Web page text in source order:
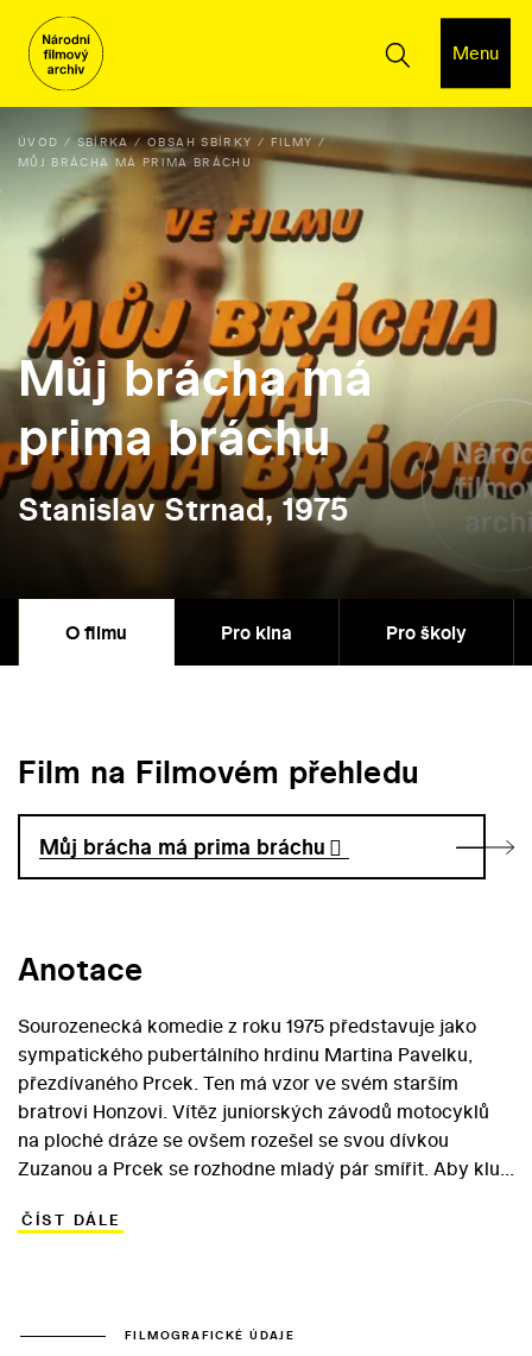
Menu
ÚVOD SBÍRKA OBSAH SBÍRKY
FILMY
MŮJ BRÁCHA MÁ PRIMA BRÁCHU
Můj brácha má
prima bráchu
Stanislav Strnad, 1975
O filmu Pro kina Pro školy
Film na Filmovém přehledu
Můj brácha má prima bráchu
Anotace
Sourozenecká komedie z roku 1975 představuje jako
sympatického pubertálního hrdinu Martina Pavelku,
přezdívaného Prcek. Ten má vzor ve svém starším
bratrovi Honzovi. Vítěz juniorských závodů motocyklů
na ploché dráze se ovšem rozešel se svou dívkou
Zuzanou a Prcek se rozhodne mladý pár smířit. Aby kluk
úředníka, neváhá využít nejrůznějších metod a
nejrůznějších českých filmech. Part Honzy připadl Janu
ČÍST DÁLE
FILMOGRAFICKÉ ÚDAJE